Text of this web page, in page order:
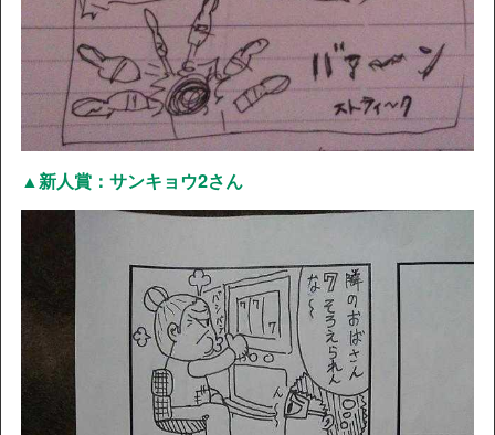
▲新人賞：サンキョウ2さん